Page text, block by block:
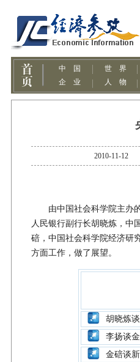
2010-11-12
由中国社会科学院主办的
人民银行副行长胡晓炼，中
碚，中国社会科学院经济研
方面工作，做了展望。
胡晓炼
李扬谈
金碚谈